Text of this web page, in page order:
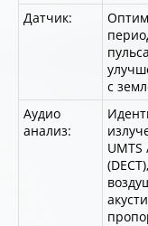
Датчик:
с
Аудио
анализ: